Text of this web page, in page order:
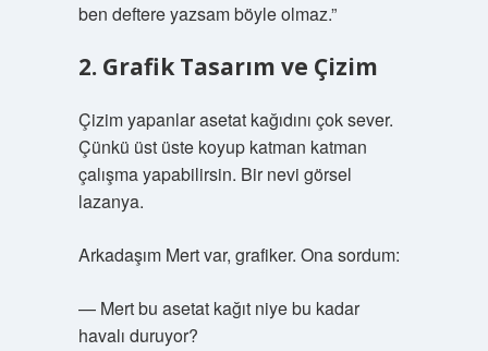
ben deftere yazsam böyle olmaz.”
2. Grafik Tasarım ve Çizim
Çizim yapanlar asetat kağıdını çok sever.
Çünkü üst üste koyup katman katman
çalışma yapabilirsin. Bir nevi görsel
lazanya.
Arkadaşım Mert var, grafiker. Ona sordum:
— Mert bu asetat kağıt niye bu kadar
havalı duruyor?